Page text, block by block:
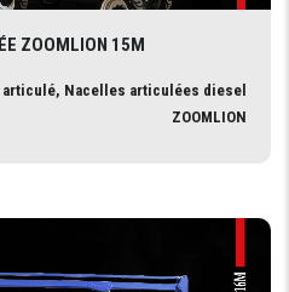
ZOOMLION 15M
articulé, Nacelles articulées diesel
ZOOMLION